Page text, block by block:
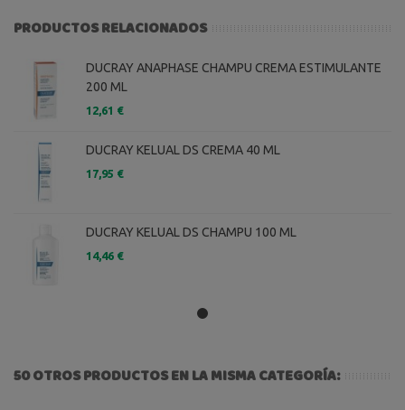
PRODUCTOS RELACIONADOS
DUCRAY ANAPHASE CHAMPU CREMA ESTIMULANTE
200 ML
12,61 €
DUCRAY KELUAL DS CREMA 40 ML
17,95 €
DUCRAY KELUAL DS CHAMPU 100 ML
14,46 €
50 OTROS PRODUCTOS EN LA MISMA CATEGORÍA: